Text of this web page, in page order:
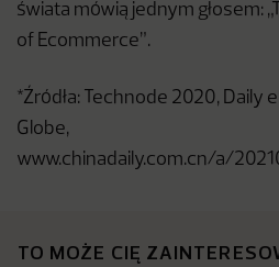
świata mówią jednym głosem:
of Ecommerce”.
*Źródła: Technode 2020, Daily
Globe,
www.chinadaily.com.cn/a/
TO MOŻE CIĘ